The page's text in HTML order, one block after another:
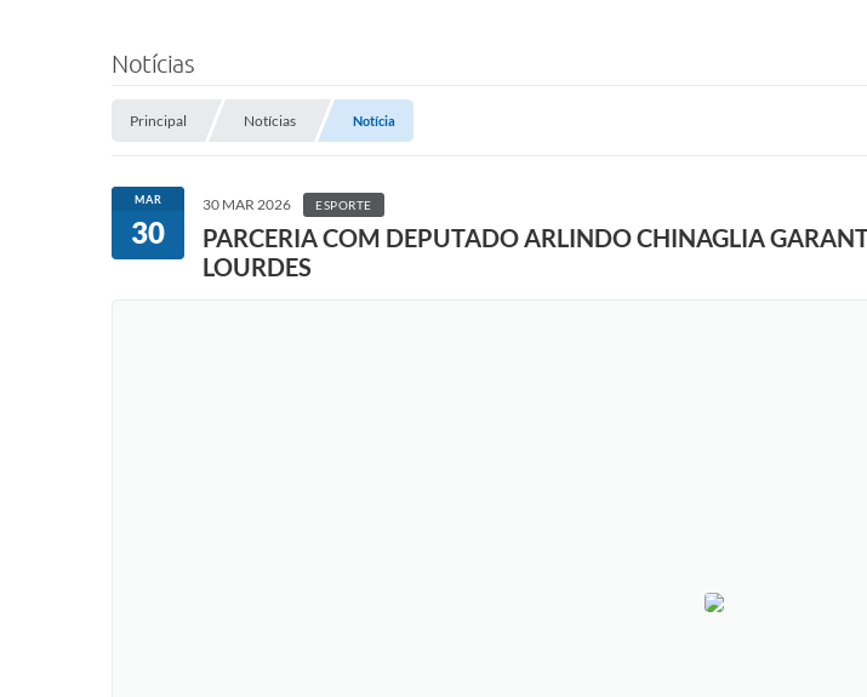
Notícias
Principal Notícias Notícia
MAR
30
30 MAR 2026 ESPORTE
PARCERIA COM DEPUTADO ARLINDO CHINAGLIA
LOURDES